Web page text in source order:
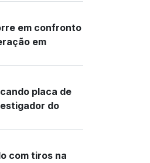
em confronto
em
placa de
do
com tiros na